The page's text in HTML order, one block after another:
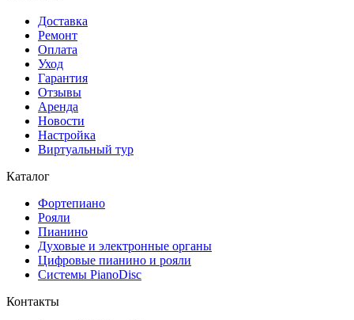
Доставка
Ремонт
Оплата
Уход
Гарантия
Отзывы
Аренда
Новости
Настройка
Виртуальный тур
Каталог
Фортепиано
Рояли
Пианино
Духовые и электронные органы
Цифровые пианино и рояли
Системы PianoDisc
Контакты